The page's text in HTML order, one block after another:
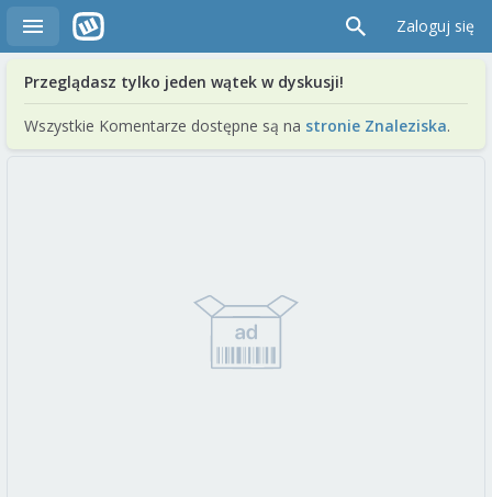
Zaloguj się
Przeglądasz tylko jeden wątek w dyskusji!
Wszystkie Komentarze dostępne są na stronie Znaleziska.